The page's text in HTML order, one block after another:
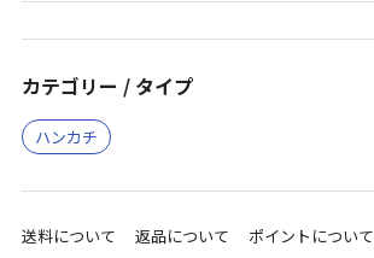
カテゴリー / タイプ
ハンカチ
送料について 返品について ポイントについて